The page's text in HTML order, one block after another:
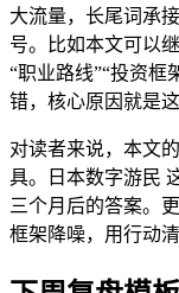
大流量，长尾词承
号。比如本文可以
“职业路线”“投资框
错，核心原因就是
对读者来说，本文
具。日本数字游民
三个月后的答案。
框架降噪，用行动